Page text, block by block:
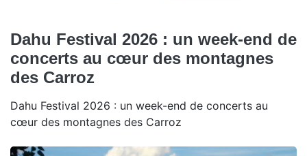
Dahu Festival 2026 : un week-end de
concerts au cœur des montagnes
des Carroz
Dahu Festival 2026 : un week-end de concerts au
cœur des montagnes des Carroz